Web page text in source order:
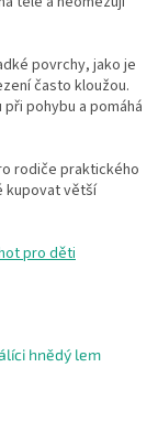
povrchy, jako je
často kloužou.
pohybu a pomáhá
rodiče praktického
kupovat větší
pro děti
hnědý lem